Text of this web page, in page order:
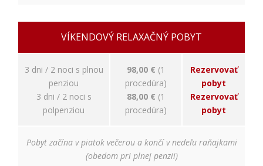
VÍKENDOVÝ RELAXAČNÝ POBYT
3 dni / 2 noci s plnou
penziou
3 dni / 2 noci s
polpenziou
98,00 € (1
procedúra)
88,00 € (1
procedúra)
Rezervovať
pobyt
Rezervovať
pobyt
Pobyt začína v piatok večerou a končí v nedeľu raňajkami
(obedom pri plnej penzii)
zmiznú.
Marketing
cookies na